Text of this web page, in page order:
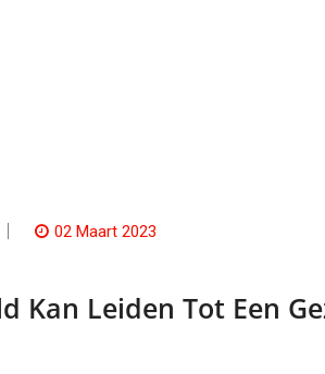
02 Maart 2023
Kan Leiden Tot Een